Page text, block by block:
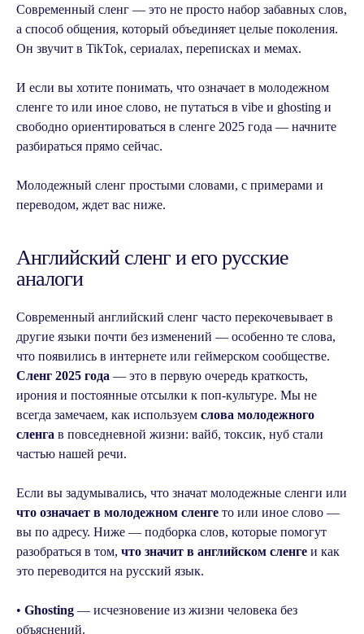
Современный сленг — это не просто набор забавных слов,
а способ общения, который объединяет целые поколения.
Он звучит в TikTok, сериалах, переписках и мемах.
И если вы хотите понимать, что означает в молодежном
сленге то или иное слово, не путаться в vibe и ghosting и
свободно ориентироваться в сленге 2025 года — начните
разбираться прямо сейчас.
Молодежный сленг простыми словами, с примерами и
переводом, ждет вас ниже.
Английский сленг и его русские
аналоги
Современный английский сленг часто перекочевывает в
другие языки почти без изменений — особенно те слова,
что появились в интернете или геймерском сообществе.
Сленг 2025 года — это в первую очередь краткость,
ирония и постоянные отсылки к поп-культуре. Мы не
всегда замечаем, как используем слова молодежного
сленга в повседневной жизни: вайб, токсик, нуб стали
частью нашей речи.
Если вы задумывались, что значат молодежные сленги или
что означает в молодежном сленге то или иное слово —
вы по адресу. Ниже — подборка слов, которые помогут
разобраться в том, что значит в английском сленге и как
это переводится на русский язык.
• Ghosting — исчезновение из жизни человека без
объяснений.